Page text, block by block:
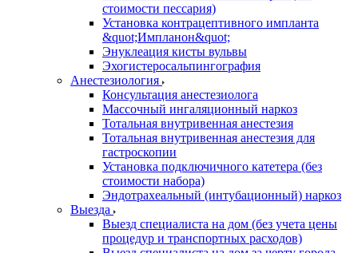
стоимости пессария)
Установка контрацептивного импланта
&quot;Импланон&quot;
Энуклеация кисты вульвы
Эхогистеросальпингография
Анестезиология
Консультация анестезиолога
Массочный ингаляционный наркоз
Тотальная внутривенная анестезия
Тотальная внутривенная анестезия для
гастроскопии
Установка подключичного катетера (без
стоимости набора)
Эндотрахеальный (интубационный) наркоз
Выезда
Выезд специалиста на дом (без учета цены
процедур и транспортных расходов)